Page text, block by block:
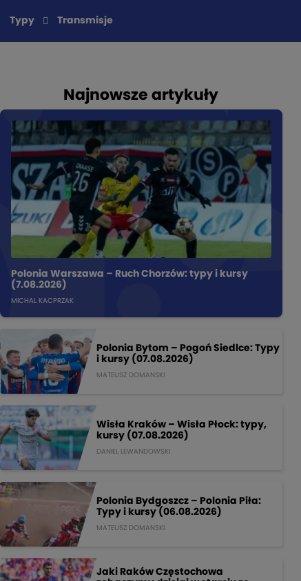
Typy Transmisje
Najnowsze artykuły
Polonia Warszawa – Ruch Chorzów: typy i kursy
(7.08.2026)
MICHAL KACPRZAK
Polonia Bytom – Pogoń Siedlce: Typy
i kursy (07.08.2026)
MATEUSZ DOMANSKI
Wisła Kraków – Wisła Płock: typy,
kursy (07.08.2026)
DANIEL LEWANDOWSKI
Polonia Bydgoszcz – Polonia Piła:
Typy i kursy (06.08.2026)
MATEUSZ DOMANSKI
Jaki Raków Częstochowa